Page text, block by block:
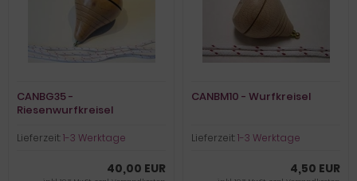
CANBG35 -
Riesenwurfkreisel
Lieferzeit:1-3 Werktage
40,00 EUR
CANBM10 - Wurfkreisel
Lieferzeit:1-3 Werktage
4,50 EUR